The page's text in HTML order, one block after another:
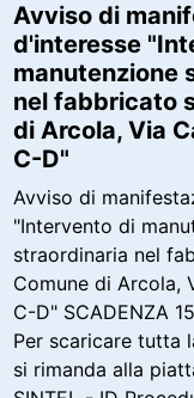
Avviso di
d'interesse
manutenzione
nel fabbricato
di Arcola, Via
C-D"
Avviso di
"Intervento di
straordinaria nel
Comune di Arcola,
C-D" SCADENZA
Per scaricare tutta
si rimanda alla